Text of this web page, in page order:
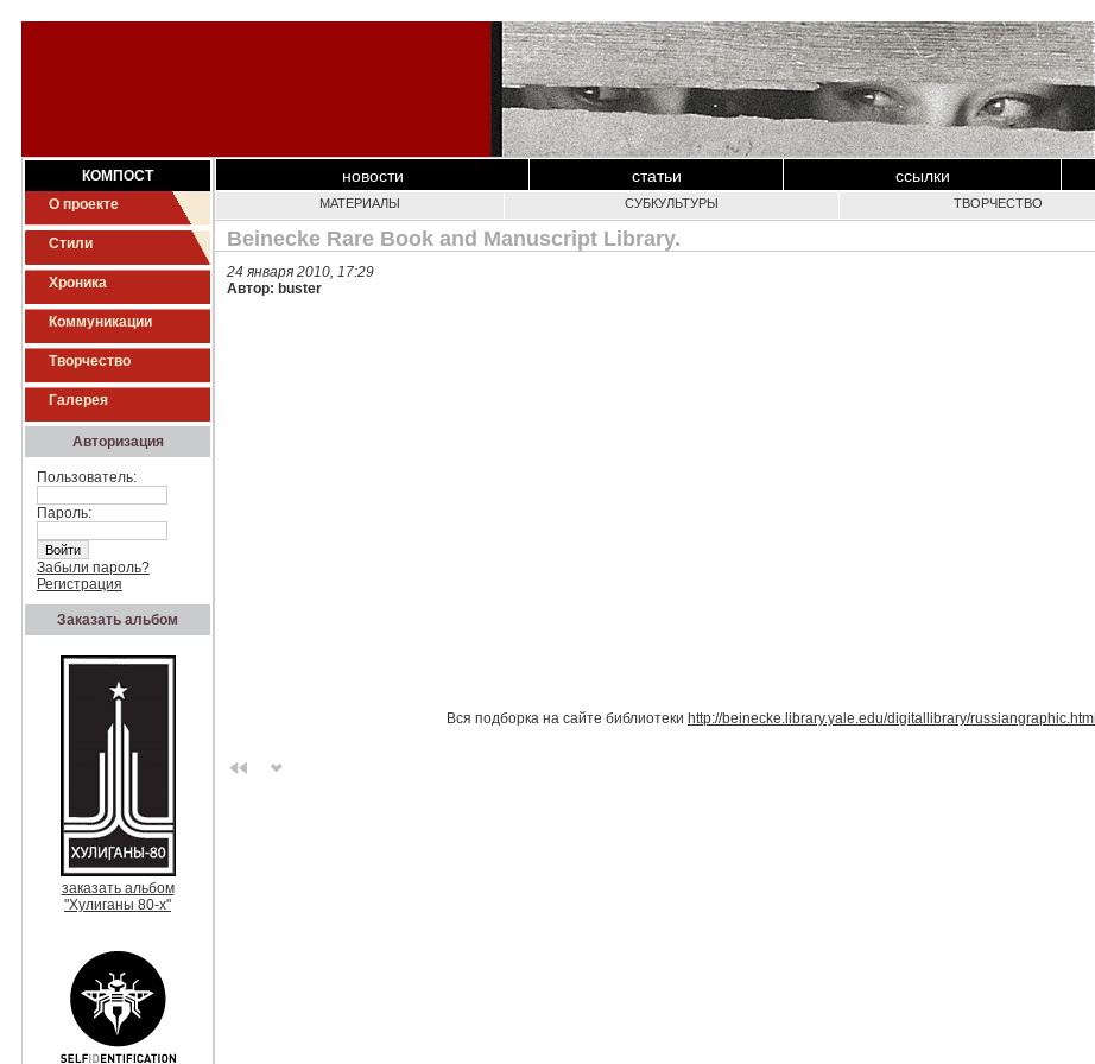
КОМПОСТ
О проекте
Стили
Хроника
Коммуникации
Творчество
Галерея
Авторизация
Пользователь:
Пароль:
Забыли пароль?
Регистрация
Заказать альбом
заказать альбом
"Хулиганы 80-х"
новости статьи ссылки
МАТЕРИАЛЫ СУБКУЛЬТУРЫ ТВОРЧЕСТВО
Beinecke Rare Book and Manuscript Library.
24 января 2010, 17:29
Автор: buster
Вся подборка на сайте библиотеки http://beinecke.library.yale.edu/digitallibrary/russiangraphic.html